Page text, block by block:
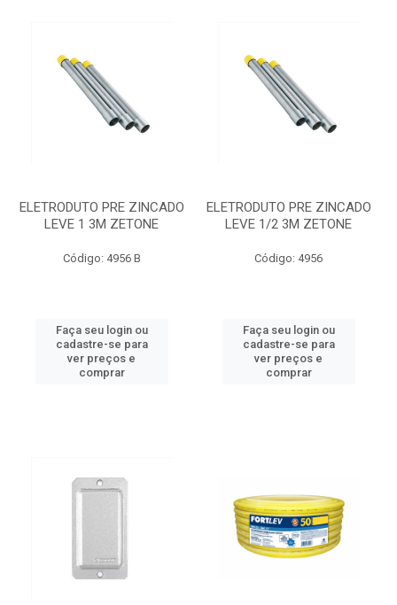
ELETRODUTO PRE ZINCADO
LEVE 1 3M ZETONE
Código: 4956 B
Faça seu login ou
cadastre-se para
ver preços e
comprar
ELETRODUTO PRE ZINCADO
LEVE 1/2 3M ZETONE
Código: 4956
Faça seu login ou
cadastre-se para
ver preços e
comprar